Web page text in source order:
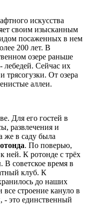
искусства
своим изысканным
посаженных в нем
200 лет. В
озере раньше
лебедей. Сейчас их
трясогузки. От озера
аллеи.
Для его гостей в
развлечения и
же в саду была
. По поверью,
ней. К ротонде с трёх
советское время в
клуб. К
до наших
все строение кануло в
- это единственный